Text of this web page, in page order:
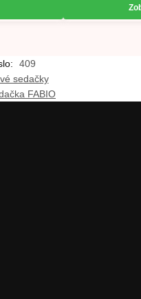
409
sedačky
FABIO